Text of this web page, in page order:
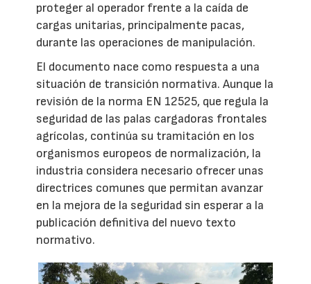
proteger al operador frente a la caída de
cargas unitarias, principalmente pacas,
durante las operaciones de manipulación.
El documento nace como respuesta a una
situación de transición normativa. Aunque la
revisión de la norma EN 12525, que regula la
seguridad de las palas cargadoras frontales
agrícolas, continúa su tramitación en los
organismos europeos de normalización, la
industria considera necesario ofrecer unas
directrices comunes que permitan avanzar
en la mejora de la seguridad sin esperar a la
publicación definitiva del nuevo texto
normativo.